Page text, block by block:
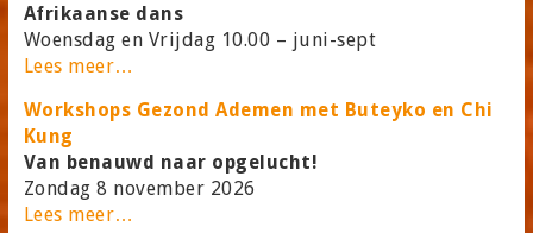
Afrikaanse dans
Woensdag en Vrijdag 10.00 – juni-sept
Lees meer…
Workshops Gezond Ademen met Buteyko en Chi
Kung
Van benauwd naar opgelucht!
Zondag 8 november 2026
Lees meer…